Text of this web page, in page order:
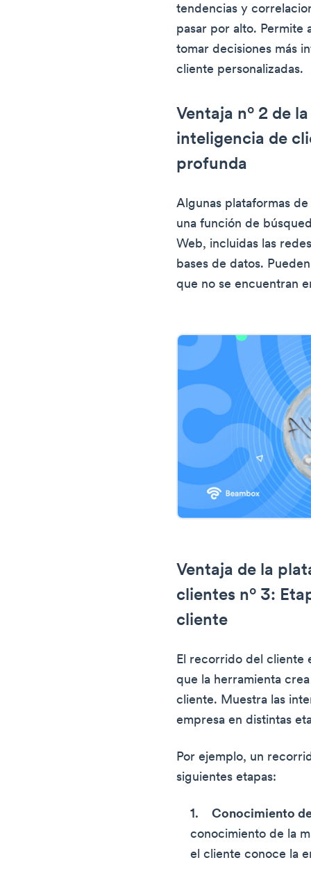
tendencias y
pasar por alto. Permite
tomar decisiones más
cliente personalizadas.
Ventaja nº 2 de
inteligencia de
profunda
Algunas plataformas
una función de
Web, incluidas las
bases de datos.
que no se encuentran
Ventaja de la
clientes nº 3:
cliente
El recorrido del cliente
que la herramienta
cliente. Muestra las
empresa en distintas
Por ejemplo, un
siguientes etapas:
Conocimiento
conocimiento de la
el cliente conoce la